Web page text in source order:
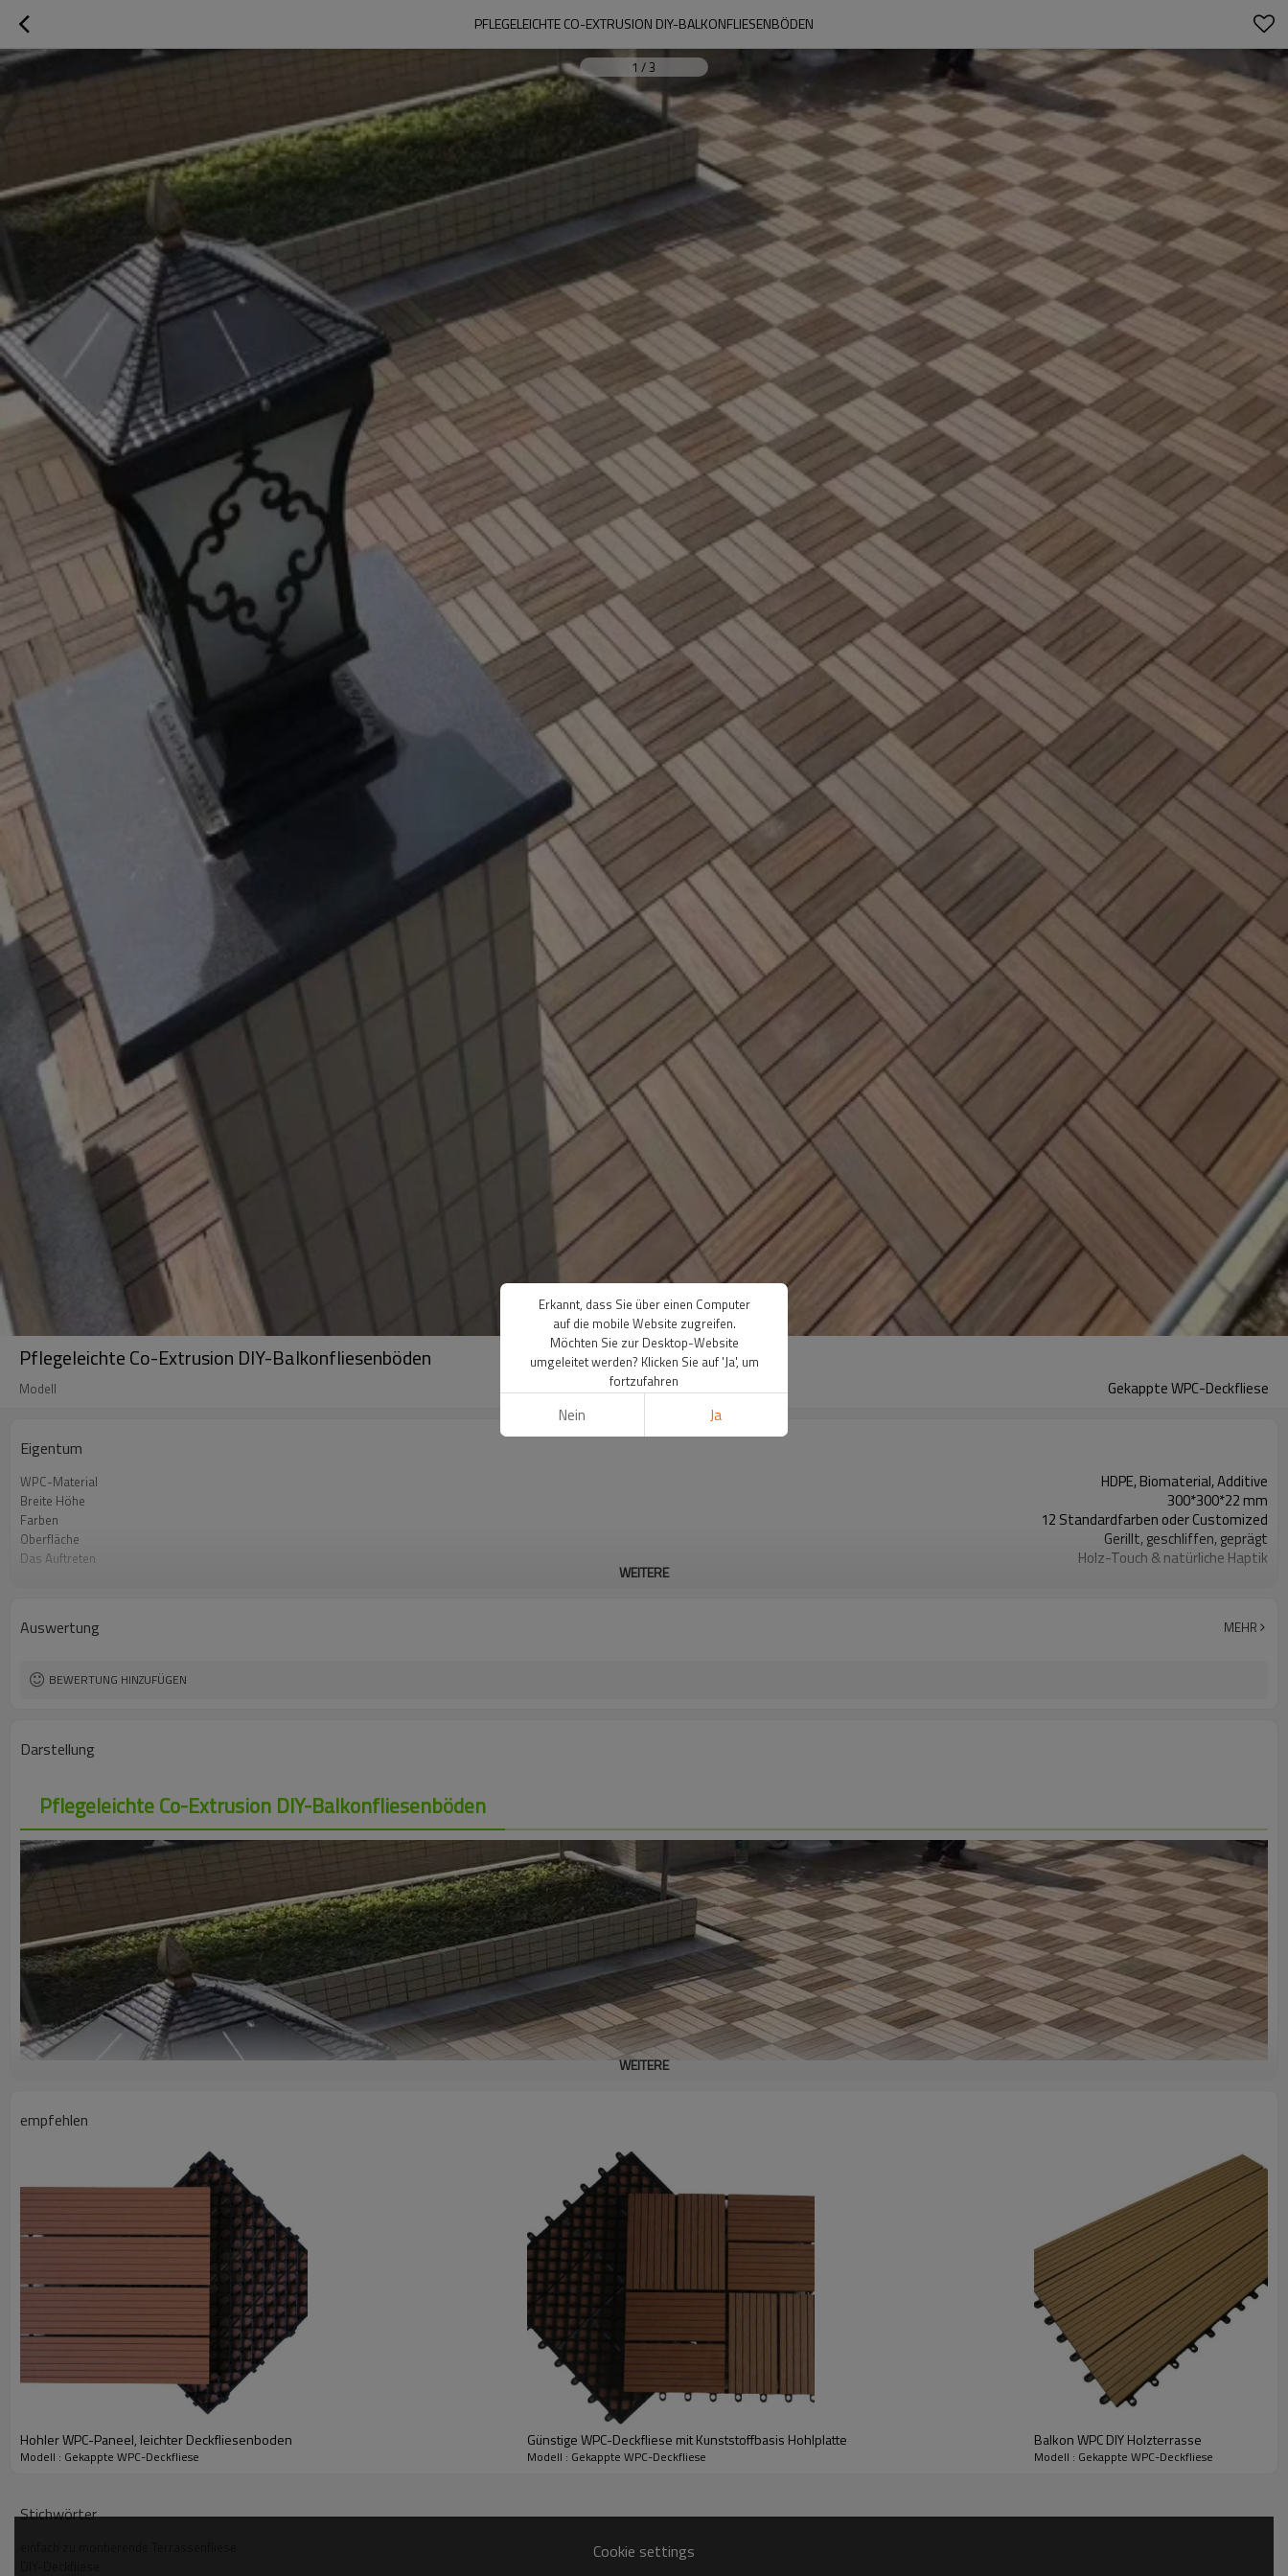
PFLEGELEICHTE CO-EXTRUSION DIY-BALKONFLIESENBÖDEN
1 /3
Pflegeleichte Co-Extrusion DIY-Balkonfliesenböden
Modell Gekappte WPC-Deckfliese
Eigentum
WPC-Material HDPE, Biomaterial, Additive
Breite Höhe 300*300*22 mm
Farben 12 Standardfarben oder Customized
Oberfläche Gerillt, geschliffen, geprägt
Das Auftreten Holz-Touch & natürliche Haptik
WEITERE
Auswertung MEHR
BEWERTUNG HINZUFÜGEN
Darstellung
Pflegeleichte Co-Extrusion DIY-Balkonfliesenböden
WEITERE
empfehlen
Hohler WPC-Paneel, leichter Deckfliesenboden
Modell : Gekappte WPC-Deckfliese
Günstige WPC-Deckfliese mit Kunststoffbasis Hohlplatte
Modell : Gekappte WPC-Deckfliese
Balkon WPC DIY Holzterrasse
Modell : Gekappte WPC-Deckfliese
Stichwörter
Cookie settings
Erkannt, dass Sie über einen Computer
auf die mobile Website zugreifen.
Möchten Sie zur Desktop-Website
umgeleitet werden? Klicken Sie auf 'Ja', um
fortzufahren
Nein Ja